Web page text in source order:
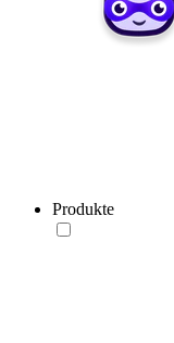
Produkte